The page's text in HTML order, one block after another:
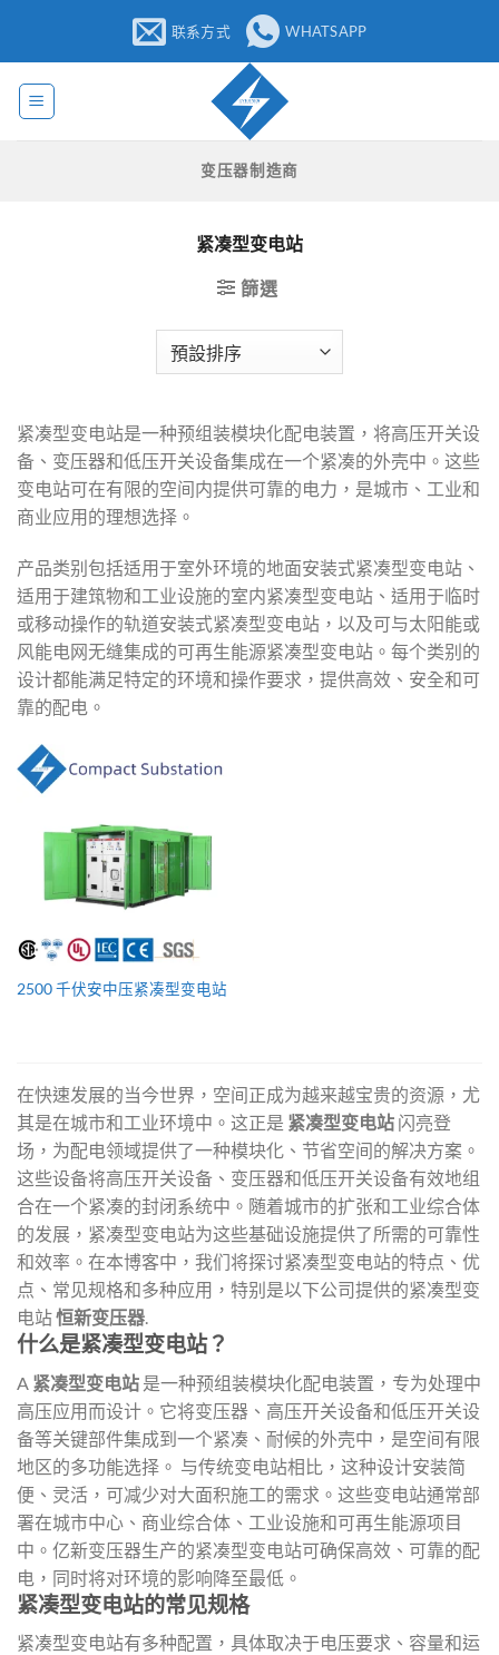
内
联系方式 WHATSAPP
变压器制造商
紧凑型变电站
篩選
紧凑型变电站是一种预组装模块化配电装置，将高压开关设
备、变压器和低压开关设备集成在一个紧凑的外壳中。这些
变电站可在有限的空间内提供可靠的电力，是城市、工业和
商业应用的理想选择。
产品类别包括适用于室外环境的地面安装式紧凑型变电站、
适用于建筑物和工业设施的室内紧凑型变电站、适用于临时
或移动操作的轨道安装式紧凑型变电站，以及可与太阳能或
风能电网无缝集成的可再生能源紧凑型变电站。每个类别的
设计都能满足特定的环境和操作要求，提供高效、安全和可
靠的配电。
2500 千伏安中压紧凑型变电站
在快速发展的当今世界，空间正成为越来越宝贵的资源，尤
其是在城市和工业环境中。这正是 紧凑型变电站 闪亮登
场，为配电领域提供了一种模块化、节省空间的解决方案。
这些设备将高压开关设备、变压器和低压开关设备有效地组
合在一个紧凑的封闭系统中。随着城市的扩张和工业综合体
的发展，紧凑型变电站为这些基础设施提供了所需的可靠性
和效率。在本博客中，我们将探讨紧凑型变电站的特点、优
点、常见规格和多种应用，特别是以下公司提供的紧凑型变
电站恒新变压器.
什么是紧凑型变电站？
A 紧凑型变电站 是一种预组装模块化配电装置，专为处理中
高压应用而设计。它将变压器、高压开关设备和低压开关设
备等关键部件集成到一个紧凑、耐候的外壳中，是空间有限
地区的多功能选择。 与传统变电站相比，这种设计安装简
便、灵活，可减少对大面积施工的需求。这些变电站通常部
署在城市中心、商业综合体、工业设施和可再生能源项目
中。亿新变压器生产的紧凑型变电站可确保高效、可靠的配
电，同时将对环境的影响降至最低。
紧凑型变电站的常见规格
紧凑型变电站有多种配置，具体取决于电压要求、容量和运